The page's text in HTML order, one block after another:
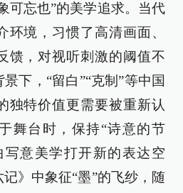
可忘也”的美学追求‌。当代
环境，习惯了高清画面、
馈，对视听刺激的阈值不
下，“留白”“克制”等中国
独特价值更需要被重新认
舞台时，保持“诗意的节
写意美学打开新的表达空
》中象征“墨”的飞纱，随